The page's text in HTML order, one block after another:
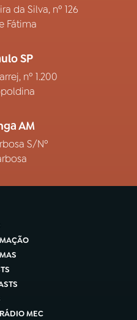
da Silva, nº 126
Fátima
SP
nº 1.200
AM
S/Nº
MEC